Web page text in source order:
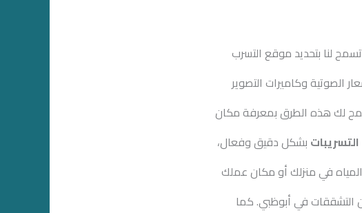
لنا بتحديد موقع التسرب
الصوتية وكاميرات التصوير
لك هذه الطرق بمعرفة مكان
التسريبات بشكل دقيق وفعال،
في منزلك أو مكان عملك
التشققات في أبوظبي. كما